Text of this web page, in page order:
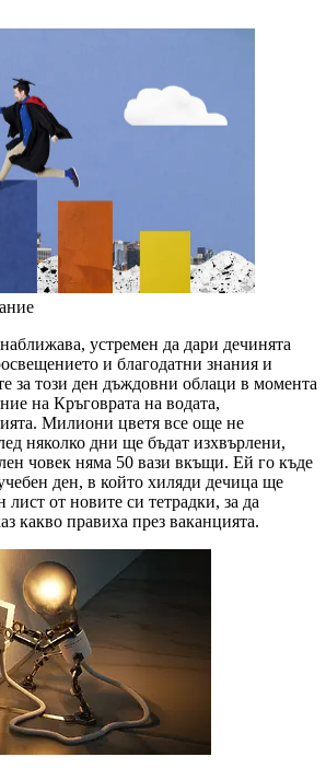
устремен да дари дечинята
и благодатни знания и
за този ден дъждовни облаци в момента
на Кръговрата на водата,
Милиони цветя все още не
няколко дни ще бъдат изхвърлени,
човек няма 50 вази вкъщи. Ей го къде
ден, в който хиляди дечица ще
лист от новите си тетрадки, за да
какво правиха през ваканцията.